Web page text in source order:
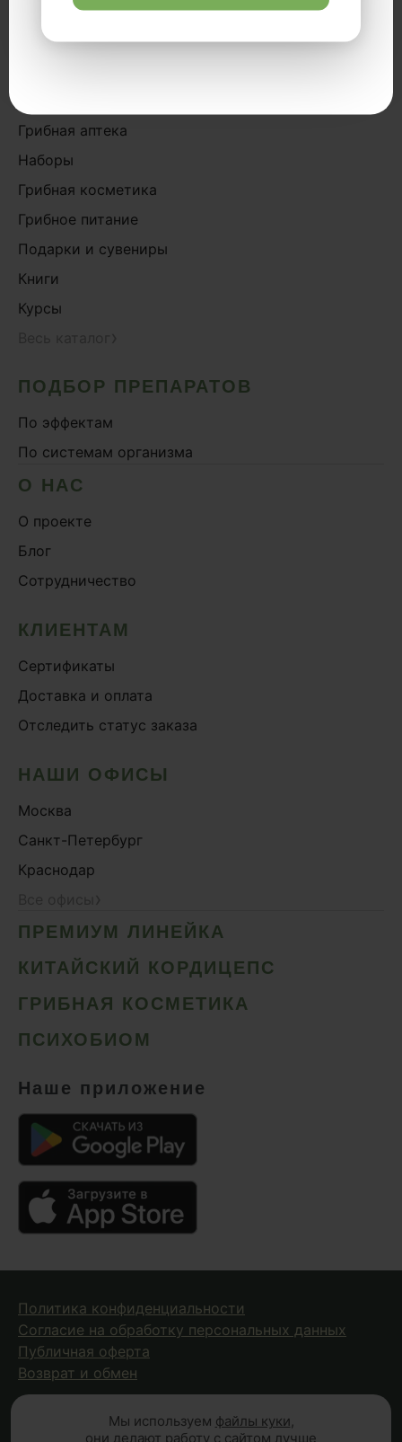
Грибная аптека
Наборы
Грибная косметика
Грибное питание
Подарки и сувениры
Книги
Курсы
ПОДБОР ПРЕПАРАТОВ
По эффектам
По системам организма
О НАС
О проекте
Блог
Сотрудничество
КЛИЕНТАМ
Сертификаты
Доставка и оплата
Отследить статус заказа
НАШИ ОФИСЫ
Москва
Санкт-Петербург
Краснодар
ПРЕМИУМ ЛИНЕЙКА
КИТАЙСКИЙ КОРДИЦЕПС
ГРИБНАЯ КОСМЕТИКА
ПСИХОБИОМ
Наше приложение
Политика конфиденциальности
Согласие на обработку персональных данных
Публичная оферта
Возврат и обмен
© 2026 Fungiline — зарегистрированная торговая марка.
Мы используем файлы куки,
они делают работу с сайтом лучше